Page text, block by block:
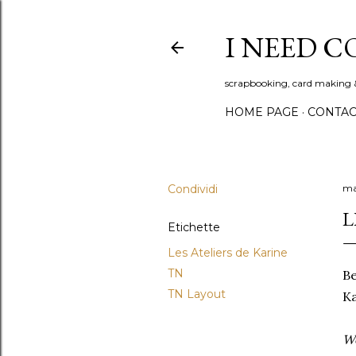
I NEED
scrapbooking, card making
HOME PAGE
Condividi
Etichette
Les Ateliers de Karine
TN
TN Layout